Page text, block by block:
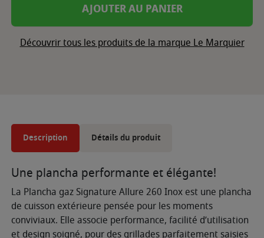
AJOUTER AU PANIER
Découvrir tous les produits de la marque Le Marquier
Description Détails du produit
Une plancha performante et élégante!
La Plancha gaz Signature Allure 260 Inox est une plancha
de cuisson extérieure pensée pour les moments
conviviaux. Elle associe performance, facilité d’utilisation
et design soigné, pour des grillades parfaitement saisies